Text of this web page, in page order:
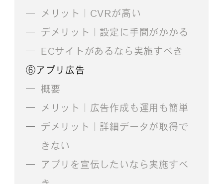
メリット｜CVRが高い
デメリット｜設定に手間がかかる
ECサイトがあるなら実施すべき
⑥アプリ広告
概要
メリット｜広告作成も運用も簡単
デメリット｜詳細データが取得で
きない
アプリを宣伝したいなら実施すべ